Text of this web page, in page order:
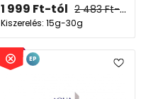
1 999 Ft-tól 2 483Ft-tól
Kiszerelés: 15g-30g
EP